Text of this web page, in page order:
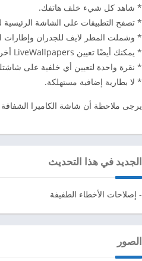
* شاهد كل شيء خلف هاتفك.
* تصفح التطبيقات على الشاشة الرئيسية
* وشملت المطر لايف للجدران وإطارات
* يمكنك أيضًا تعيين LiveWallpapers أخرى ضمن فئات مختلفة.
* نقرة واحدة لتعيين أي خلفية على
* لا بطارية إضافية مستهلكة.
يرجى ملاحظة أن شاشة الكاميرا
الجديد في هذا التحديث
- إصلاحات الأخطاء الطفيفة
الصور